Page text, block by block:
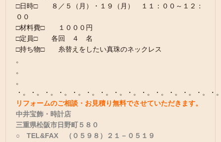
□日時□ ８／５（月）・１９（月） １１：００～１２：
００
□材料費□ １０００円
□定員□ 各回 ４ 名
□持ち物□ 糸替えをしたい真珠のネックレス
。
。
。
・。・。・。・。・。・。・。・。・。・。・。・。・。・。・
リフォームのご相談・お見積り無料でさせていただきます。
中井宝飾・時計店
三重県松阪市日野町５８０
○ TEL&FAX （０５９８）２１－０５１９